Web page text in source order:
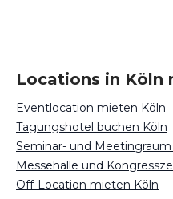
Locations in Köln
Eventlocation mieten Köln
Tagungshotel buchen Köln
Seminar- und
Messehalle und
Off-Location mieten Köln